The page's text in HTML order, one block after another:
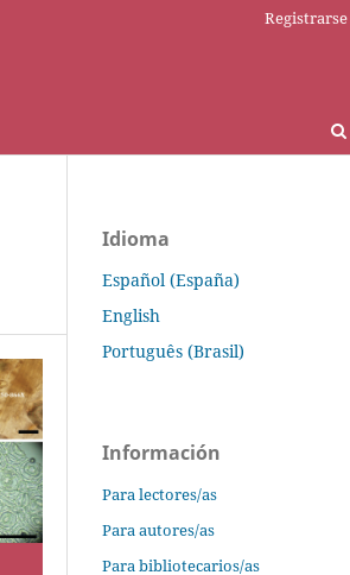
Registrarse
Idioma
Español (España)
English
Português (Brasil)
Información
Para lectores/as
Para autores/as
Para bibliotecarios/as